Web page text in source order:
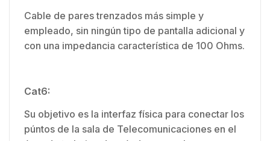
Cable de pares trenzados más simple y
empleado, sin ningún tipo de pantalla adicional y
con una impedancia característica de 100 Ohms.
Cat6:
Su objetivo es la interfaz física para conectar los
púntos de la sala de Telecomunicaciones en el